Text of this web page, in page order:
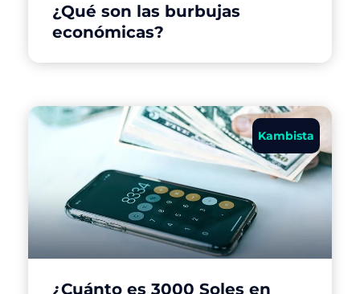
¿Qué son las burbujas
económicas?
Kambista
¿Cuánto es 3000 Soles en